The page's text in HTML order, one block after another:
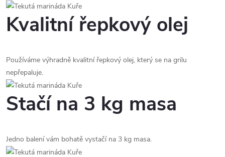
Kvalitní řepkový olej
Používáme výhradně kvalitní řepkový olej, který se na grilu
nepřepaluje.
Stačí na 3 kg masa
Jedno balení vám bohatě vystačí na 3 kg masa.